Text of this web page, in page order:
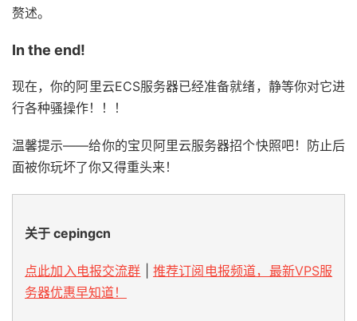
赘述。
In the end!
现在，你的阿里云ECS服务器已经准备就绪，静等你对它进
行各种骚操作！！！
温馨提示——给你的宝贝阿里云服务器招个快照吧！防止后
面被你玩坏了你又得重头来！
关于 cepingcn
点此加入电报交流群
推荐订阅电报频道，最新VPS服
务器优惠早知道！